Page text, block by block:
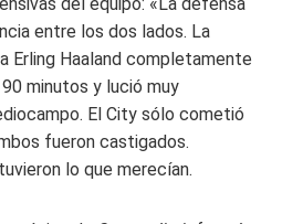
entre los dos lados. La
Erling Haaland completamente
minutos y lució muy
El City sólo cometió
fueron castigados.
lo que merecían.